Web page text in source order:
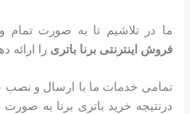
ما در تلاشیم تا به صورت
فروش اینترنتی برنا باتری را ارائه
تمامی خدمات ما با ارسال و نصب
درنتیجه خرید باتری برنا به